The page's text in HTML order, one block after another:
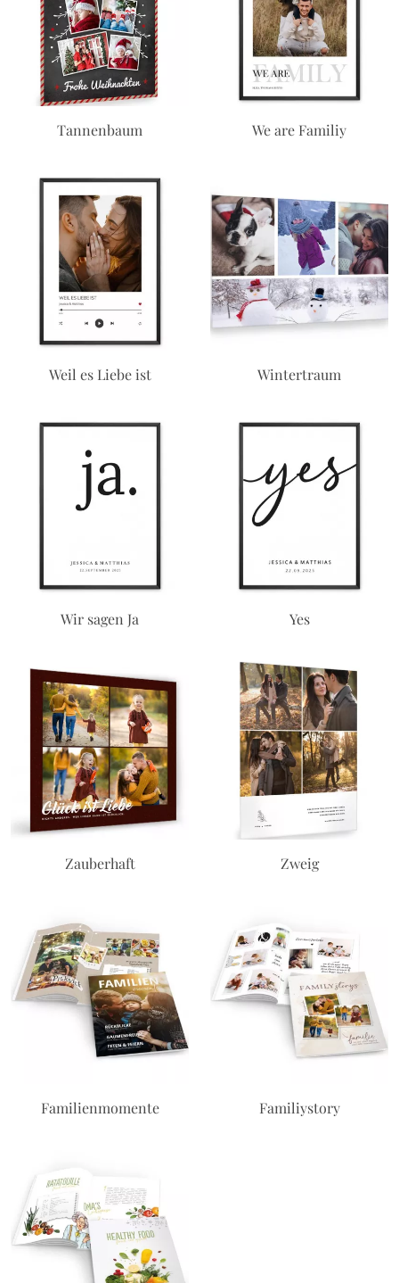
Tannenbaum We are Familiy
Weil es Liebe ist Wintertraum
Wir sagen Ja Yes
Zauberhaft Zweig
Familienmomente Familiystory